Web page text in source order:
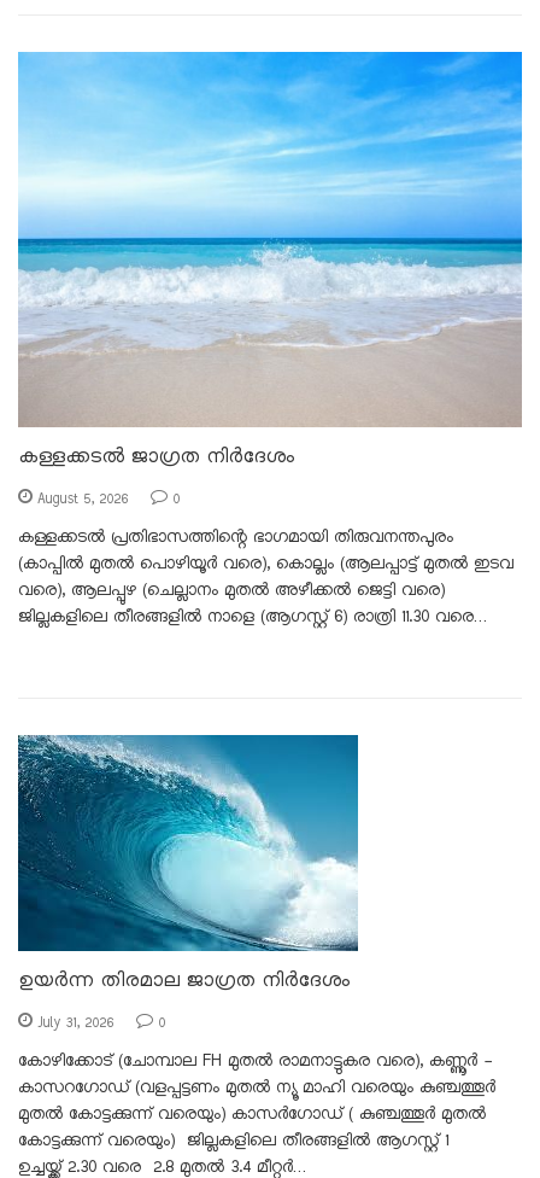
കള്ളക്കടൽ ജാഗ്രത നിർദേശം
August 5, 2026 0
കള്ളക്കടൽ പ്രതിഭാസത്തിന്റെ ഭാഗമായി തിരുവനന്തപുരം
(കാപ്പിൽ മുതൽ പൊഴിയൂർ വരെ), കൊല്ലം (ആലപ്പാട്ട് മുതൽ ഇടവ
വരെ), ആലപ്പുഴ (ചെല്ലാനം മുതൽ അഴീക്കൽ ജെട്ടി വരെ)
ജില്ലകളിലെ തീരങ്ങളിൽ നാളെ (ആഗസ്റ്റ് 6) രാത്രി 11.30 വരെ…
ഉയർന്ന തിരമാല ജാഗ്രത നിർദേശം
July 31, 2026 0
കോഴിക്കോട് (ചോമ്പാല FH മുതൽ രാമനാട്ടുകര വരെ), കണ്ണൂർ -
കാസറഗോഡ് (വളപ്പട്ടണം മുതൽ ന്യൂ മാഹി വരെയും കുഞ്ചത്തൂർ
മുതൽ കോട്ടക്കുന്ന് വരെയും) കാസർഗോഡ് ( കുഞ്ചത്തൂർ മുതൽ
കോട്ടക്കുന്ന് വരെയും) ജില്ലകളിലെ തീരങ്ങളിൽ ആഗസ്റ്റ് 1
ഉച്ചയ്ക്ക് 2.30 വരെ 2.8 മുതൽ 3.4 മീറ്റർ…